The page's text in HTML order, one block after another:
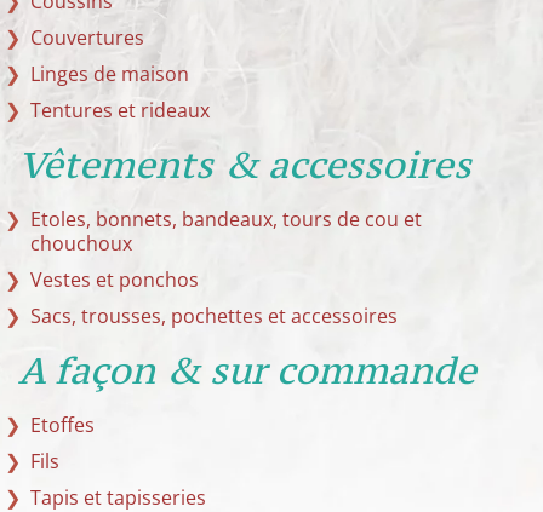
Couvertures
Linges de maison
Tentures et rideaux
Vêtements & accessoires
Etoles, bonnets, bandeaux, tours de cou et
chouchoux
Vestes et ponchos
Sacs, trousses, pochettes et accessoires
A façon & sur commande
Etoffes
Fils
Tapis et tapisseries